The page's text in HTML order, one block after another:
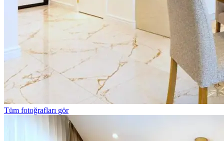
Tüm fotoğrafları gör